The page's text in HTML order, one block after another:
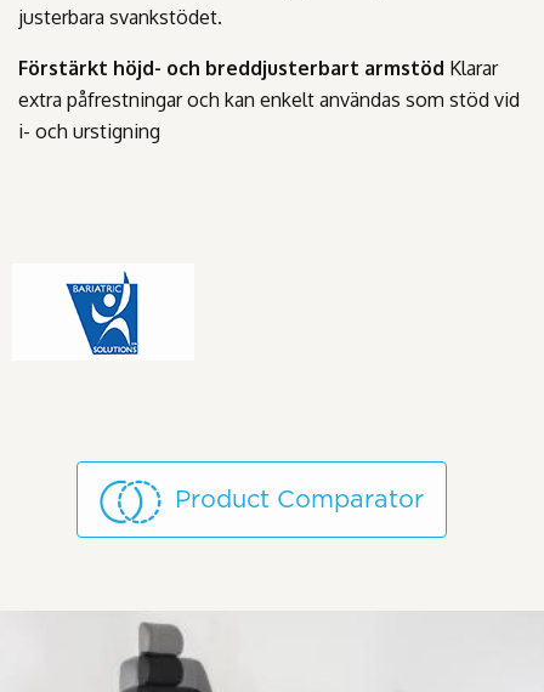
justerbara svankstödet.
Förstärkt höjd- och breddjusterbart armstöd Klarar
extra påfrestningar och kan enkelt användas som stöd vid
i- och urstigning
Product Comparator